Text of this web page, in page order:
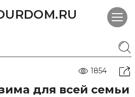
1854
для всей семьи